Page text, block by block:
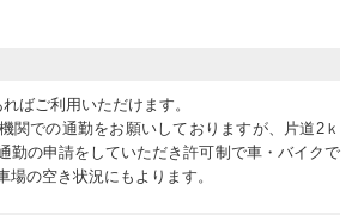
ばご利用いただけます。
関での通勤をお願いしておりますが、片道2ｋ
勤の申請をしていただき許可制で車・バイクで
場の空き状況にもよります。